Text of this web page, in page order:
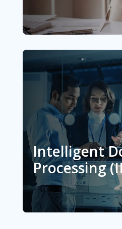
Intelligent
Processing